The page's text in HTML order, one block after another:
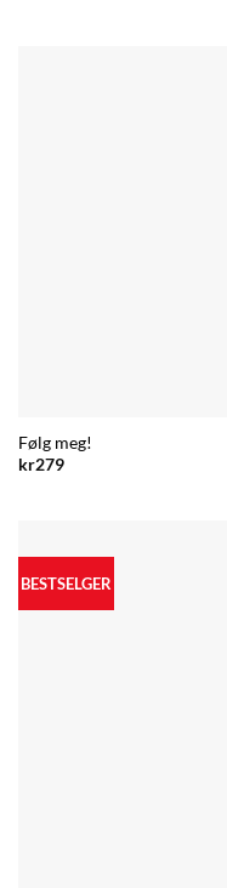
Følg meg!
kr279
BESTSELGER